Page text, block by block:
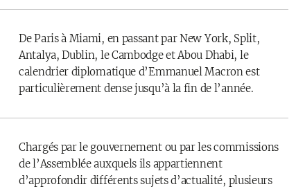
De Paris à Miami, en passant par New York, Split,
Antalya, Dublin, le Cambodge et Abou Dhabi, le
calendrier diplomatique d’Emmanuel Macron est
particulièrement dense jusqu’à la fin de l’année.
Chargés par le gouvernement ou par les commissions
de l’Assemblée auxquels ils appartiennent
d’approfondir différents sujets d’actualité, plusieurs